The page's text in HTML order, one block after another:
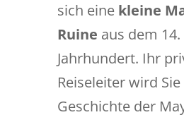
sich eine kleine
Ruine aus dem 14.
Jahrhundert. Ihr
Reiseleiter wird
Geschichte der